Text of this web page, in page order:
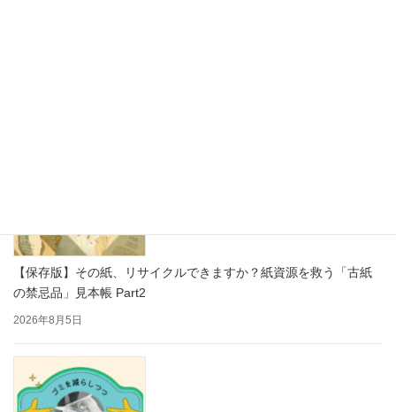
【保存版】その紙、リサイクルできますか？紙資源を救う「古紙
の禁忌品」見本帳 Part2
2026年8月5日